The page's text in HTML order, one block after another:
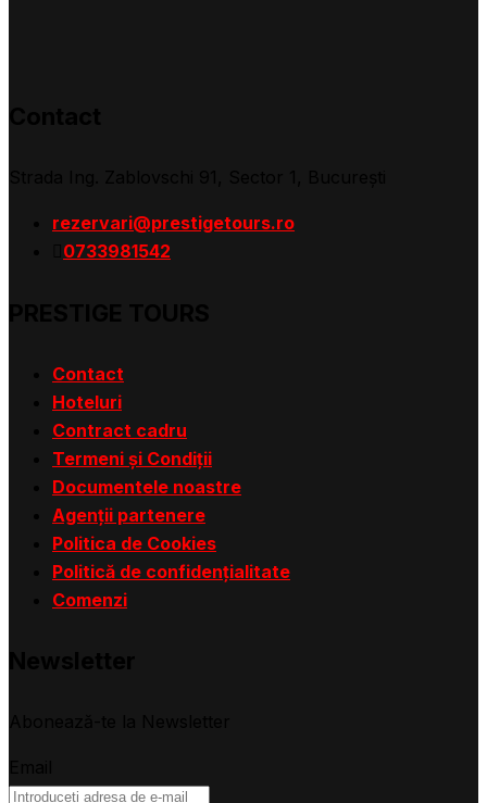
rezervari@prestigetours.ro
0733981542
Contact
Hoteluri
Contract cadru
Termeni și Condiții
Documentele noastre
Agenții partenere
Politica de Cookies
Politică de confidențialitate
Comenzi